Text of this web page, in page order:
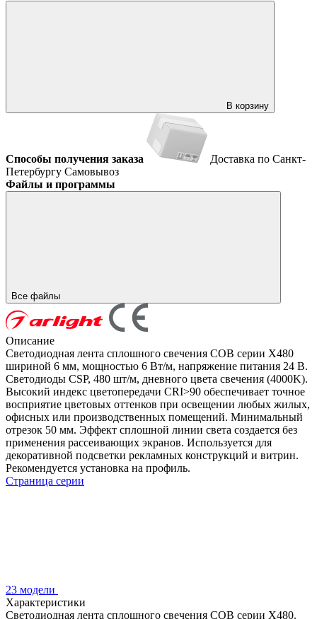
В корзину
Способы получения заказа
Доставка по Санкт-
Петербургу Самовывоз
Файлы и программы
Все файлы
Описание
Светодиодная лента сплошного свечения COB серии X480
шириной 6 мм, мощностью 6 Вт/м, напряжение питания 24 В.
Светодиоды CSP, 480 шт/м, дневного цвета свечения (4000K).
Высокий индекс цветопередачи CRI>90 обеспечивает точное
восприятие цветовых оттенков при освещении любых жилых,
офисных или производственных помещений. Минимальный
отрезок 50 мм. Эффект сплошной линии света создается без
применения рассеивающих экранов. Используется для
декоративной подсветки рекламных конструкций и витрин.
Рекомендуется установка на профиль.
Страница серии
23 модели
Характеристики
Светодиодная лента сплошного свечения COB серии X480.